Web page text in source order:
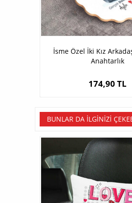
İsme Özel İki Kız
Anahtarlık
174,90 TL
BUNLAR DA İLGINIZI